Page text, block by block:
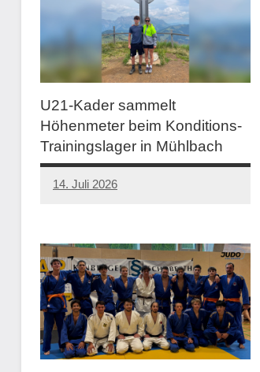
U21-Kader sammelt
Höhenmeter beim Konditions-
Trainingslager in Mühlbach
14. Juli 2026